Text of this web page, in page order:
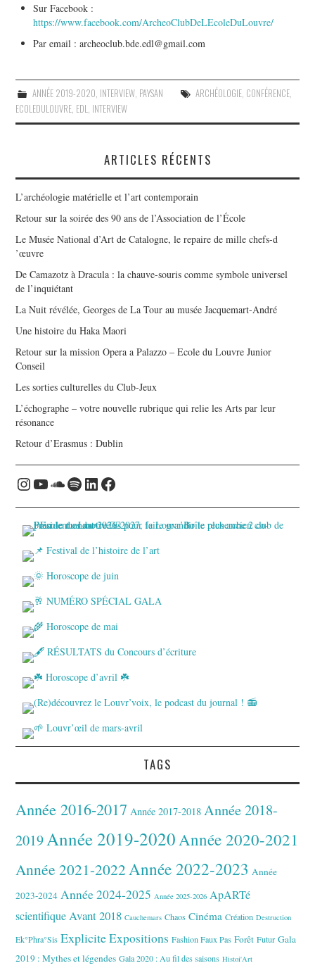
Sur Facebook :
https://www.facebook.com/ArcheoClubDeLEcoleDuLouvre/
Par email : archeoclub.bde.edl@gmail.com
ANNÉE 2019-2020 INTERVIEW, PAYSAN ARCHÉOLOGIE, CONFÉRENCE,
ECOLEDULOUVRE EDL INTERVIEW
ARTICLES RÉCENTS
L’archéologie matérielle et l’art contemporain
Retour sur la soirée des 90 ans de l’Association de l’École
Le Musée National d’Art de Catalogne, le repaire de mille chefs-d
’œuvre
De Camazotz à Dracula : la chauve-souris comme symbole universel
de l’inquiétant
La Nuit révélée, Georges de La Tour au musée Jacquemart-André
Une histoire du Haka Maori
Retour sur la mission Opera a Palazzo – Ecole du Louvre Junior
Conseil
Les sorties culturelles du Club-Jeux
L’échographe – votre nouvelle rubrique qui relie les Arts par leur
résonance
Retour d’Erasmus : Dublin
Instagram
YouTube
Soundcloud
Spotify
LinkedIn
Facebook
TAGS
Année 2016-2017 Année 2017-2018 Année 2018-
2019Année 2019-2020 Année 2020-2021
Année 2021-2022Année 2022-2023 Année
2023-2024 Année 2024-2025 Année 2025-2026 ApARTé
scientifique Avant 2018 Cauchemars Chaos Cinéma Création Destruction
Ek°Phra°Sis ExpliciteExpositions Fashion Faux Pas Forêt Futur Gala
2019 : Mythes et légendes Gala 2020 : Au fil des saisons Histoi'Art